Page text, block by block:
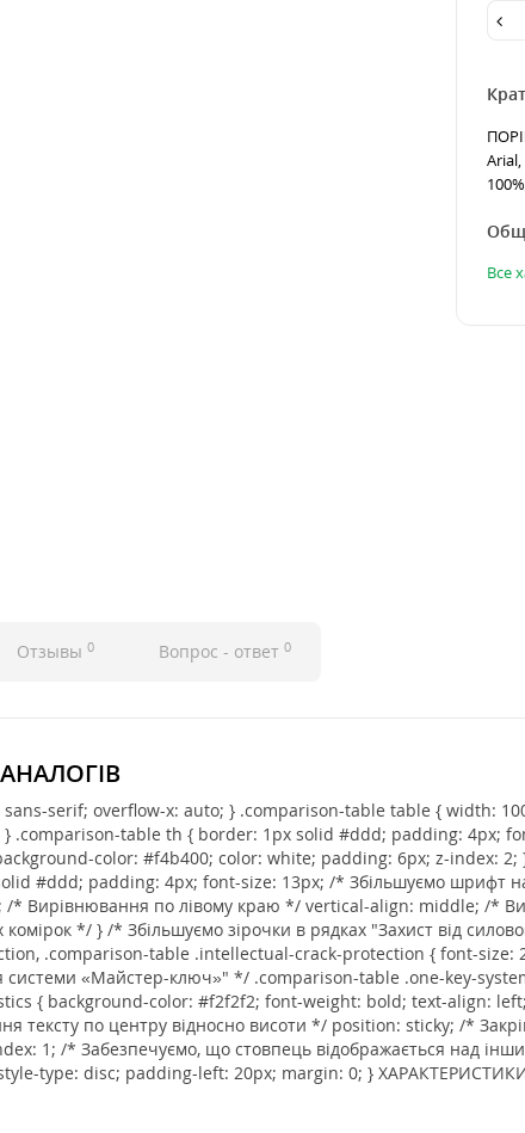
Все
Отзывы 0 Вопрос - ответ 0
serif; overflow-x: auto; } .comparison-table table { width:
.comparison-table th { border: 1px solid #ddd; padding: 4px;
color: #f4b400; color: white; padding: 6px; z-index:
#ddd; padding: 4px; font-size: 13px; /* Збільшуємо шрифт
* Вирівнювання по лівому краю */ vertical-align: middle; /*
*/ } /* Збільшуємо зірочки в рядках "Захист від
.comparison-table .intellectual-crack-protection { font-size:
«Майстер-ключ»" */ .comparison-table .one-key-
{ background-color: #f2f2f2; font-weight: bold; text-align:
тексту по центру відносно висоти */ position: sticky; /*
1; /* Забезпечуємо, що стовпець відображається над
type: disc; padding-left: 20px; margin: 0; } ХАРАКТЕРИСТИКИ